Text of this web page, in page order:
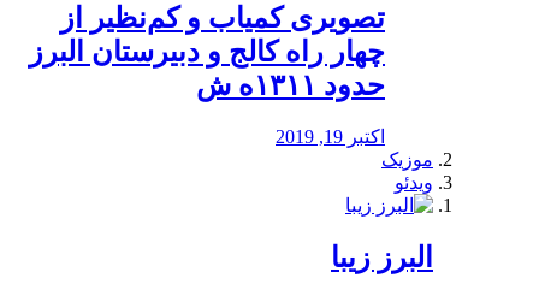
️تصویری کمیاب و کم‌نظیر از
چهار راه كالج و دبيرستان البرز
حدود ۱۳۱۱ه ش
اکتبر 19, 2019
موزیک
ویدئو
البرز زیبا